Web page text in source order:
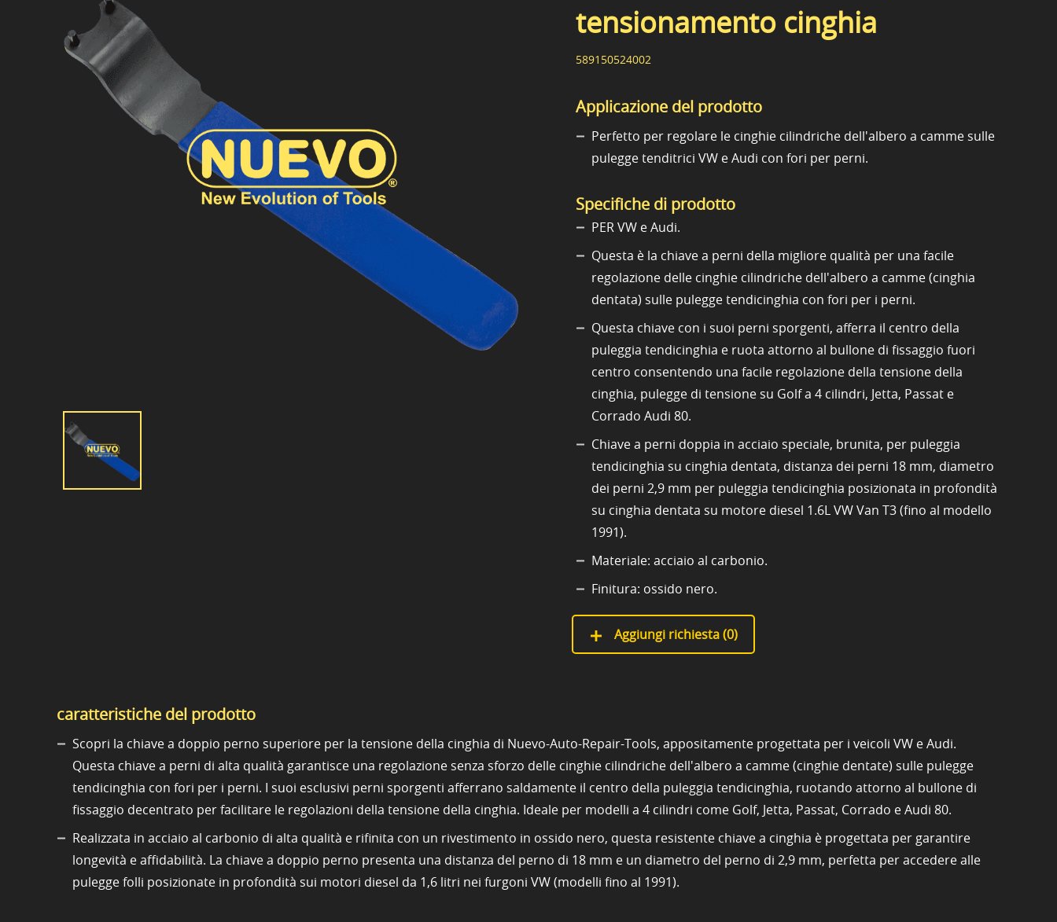
tensionamento cinghia
589150524002
Applicazione del prodotto
Perfetto per regolare le cinghie cilindriche dell'albero a camme sulle
pulegge tenditrici VW e Audi con fori per perni.
Specifiche di prodotto
PER VW e Audi.
Questa è la chiave a perni della migliore qualità per una facile
regolazione delle cinghie cilindriche dell'albero a camme (cinghia
dentata) sulle pulegge tendicinghia con fori per i perni.
Questa chiave con i suoi perni sporgenti, afferra il centro della
puleggia tendicinghia e ruota attorno al bullone di fissaggio fuori
centro consentendo una facile regolazione della tensione della
cinghia, pulegge di tensione su Golf a 4 cilindri, Jetta, Passat e
Corrado Audi 80.
Chiave a perni doppia in acciaio speciale, brunita, per puleggia
tendicinghia su cinghia dentata, distanza dei perni 18 mm, diametro
dei perni 2,9 mm per puleggia tendicinghia posizionata in profondità
su cinghia dentata su motore diesel 1.6L VW Van T3 (fino al modello
1991).
Materiale: acciaio al carbonio.
Finitura: ossido nero.
Aggiungi richiesta (0)
caratteristiche del prodotto
Scopri la chiave a doppio perno superiore per la tensione della cinghia di Nuevo-Auto-Repair-Tools, appositamente progettata per i veicoli VW e Audi.
Questa chiave a perni di alta qualità garantisce una regolazione senza sforzo delle cinghie cilindriche dell'albero a camme (cinghie dentate) sulle pulegge
tendicinghia con fori per i perni. I suoi esclusivi perni sporgenti afferrano saldamente il centro della puleggia tendicinghia, ruotando attorno al bullone di
fissaggio decentrato per facilitare le regolazioni della tensione della cinghia. Ideale per modelli a 4 cilindri come Golf, Jetta, Passat, Corrado e Audi 80.
Realizzata in acciaio al carbonio di alta qualità e rifinita con un rivestimento in ossido nero, questa resistente chiave a cinghia è progettata per garantire
longevità e affidabilità. La chiave a doppio perno presenta una distanza del perno di 18 mm e un diametro del perno di 2,9 mm, perfetta per accedere alle
pulegge folli posizionate in profondità sui motori diesel da 1,6 litri nei furgoni VW (modelli fino al 1991).